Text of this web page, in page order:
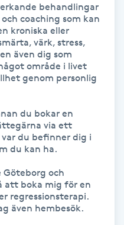
behandlingar
coaching som kan
kroniska eller
värk, stress,
även dig som
område i livet
genom personlig
du bokar en
via ett
du befinner dig i
du kan ha.
och
att boka mig för en
regressionsterapi.
även hembesök.